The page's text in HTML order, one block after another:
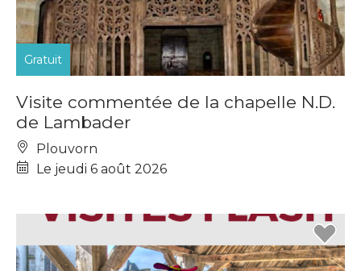
Gratuit
Visite commentée de la chapelle N.D.
de Lambader
Plouvorn
Le jeudi 6 août 2026